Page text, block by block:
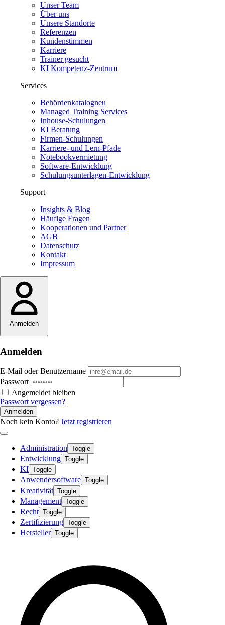
Unser Team
Über uns
Unsere Standorte
Referenzen
Kundenstimmen
Karriere
Trainer gesucht
KI Kompetenz-Zentrum
Services
Behördenkatalogneu
Managed Training Services
Inhouse-Schulungen
KI Beratung
Firmen-Schulungen
Karriere- und Lern-Pfade
Notebookvermietung
Software-Entwicklung
Schulungsunterlagen-Entwicklung
Support
Insights & Blog
Häufige Fragen
Kooperationen und Partner
AGB
Datenschutz
Kontakt
Impressum
Anmelden
Anmelden
E-Mail oder Benutzername
Passwort
Angemeldet bleiben
Passwort vergessen?
Anmelden
Noch kein Konto? Jetzt registrieren
Administration Toggle
Entwicklung Toggle
KI Toggle
Anwendersoftware Toggle
Kreativität Toggle
Management Toggle
Recht Toggle
Zertifizierung Toggle
Hersteller Toggle